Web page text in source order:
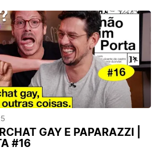
GAY E PAPARAZZI |
#16